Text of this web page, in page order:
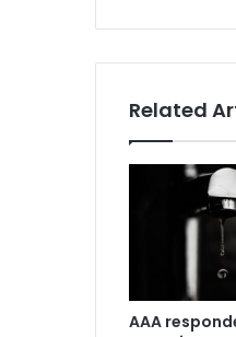
Related
AAA